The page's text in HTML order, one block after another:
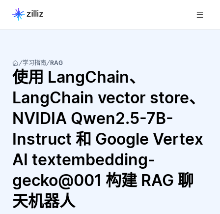
学习指南 RAG
使用 LangChain、
LangChain vector store、
NVIDIA Qwen2.5-7B-
Instruct 和 Google Vertex
AI textembedding-
gecko@001 构建 RAG 聊
天机器人